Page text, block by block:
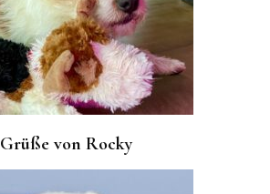
Grüße von Rocky